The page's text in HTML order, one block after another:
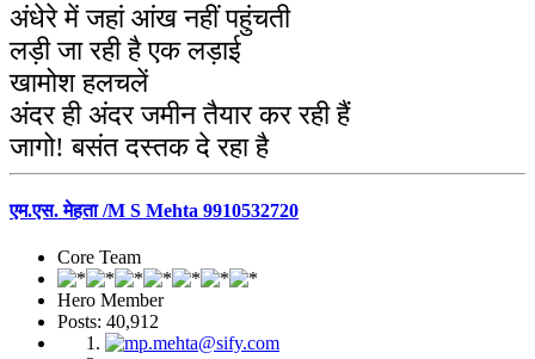
अंधेरे में जहां आंख नहीं पहुंचती
लड़ी जा रही है एक लड़ाई
खामोश हलचलें
अंदर ही अंदर जमीन तैयार कर रही हैं
जागो! बसंत दस्तक दे रहा है
एम.एस. मेहता /M S Mehta 9910532720
Core Team
Hero Member
Posts: 40,912